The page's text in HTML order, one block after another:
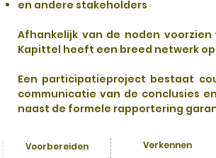
en andere stakeholders
Afhankelijk van de noden
Kapittel heeft een breed netwerk
Een participatieproject bestaat
communicatie van de conclusies
naast de formele rapportering
Voorbereiden Verkennen